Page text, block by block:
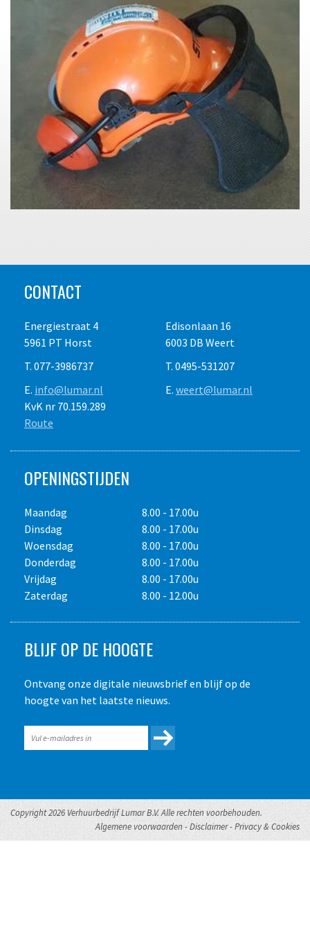
CONTACT
Energiestraat 4
5961 PT Horst
T. 077-3986737
E. info@lumar.nl
Edisonlaan 16
6003 DB Weert
T. 0495-531207
E. weert@lumar.nl
KvK nr 70.159.289
Route
OPENINGSTIJDEN
Maandag
Dinsdag
Woensdag
Donderdag
Vrijdag
Zaterdag
8.00 - 17.00u
8.00 - 17.00u
8.00 - 17.00u
8.00 - 17.00u
8.00 - 17.00u
8.00 - 12.00u
BLIJF OP DE HOOGTE
Ontvang onze digitale nieuwsbrief en blijf op de
hoogte van het laatste nieuws.
Copyright 2026 Verhuurbedrijf Lumar B.V. Alle rechten voorbehouden.
Algemene voorwaarden-Disclaimer-Privacy & Cookies